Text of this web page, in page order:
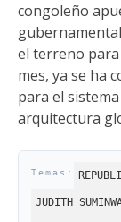
congoleño
el terreno
mes, ya se ha
para el
arquitectura
JUDITH